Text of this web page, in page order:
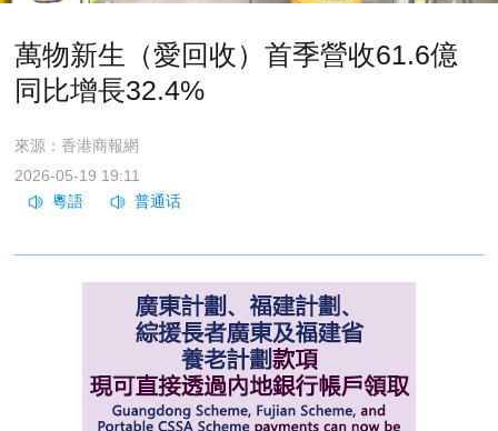
萬物新生（愛回收）首季營收61.6億
同比增長32.4%
來源：香港商報網
2026-05-19 19:11